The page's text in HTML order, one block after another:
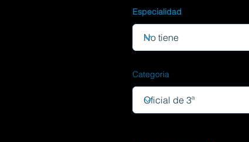
Especialidad
Categoria